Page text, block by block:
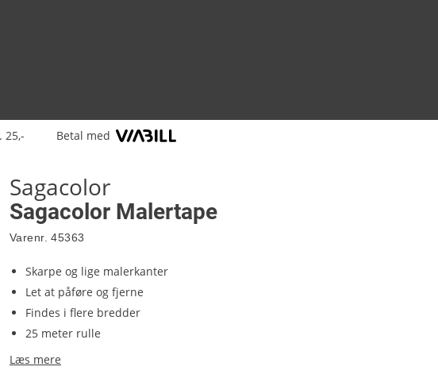
25,- Betal med
Sagacolor
Sagacolor Malertape
Varenr. 45363
Skarpe og lige malerkanter
Let at påføre og fjerne
Findes i flere bredder
25 meter rulle
Læs mere